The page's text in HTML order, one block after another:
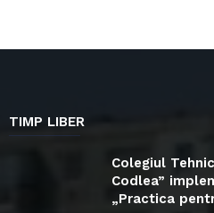
TIMP LIBER
Colegiul
Codlea”
„Practica